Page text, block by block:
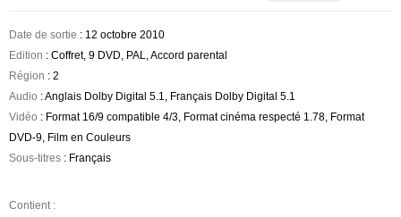
Date de sortie : 12 octobre 2010
Edition : Coffret, 9 DVD, PAL, Accord parental
Région : 2
Audio : Anglais Dolby Digital 5.1, Français Dolby Digital 5.1
Vidéo : Format 16/9 compatible 4/3, Format cinéma respecté 1.78, Format
DVD-9, Film en Couleurs
Sous-titres : Français
Contient :